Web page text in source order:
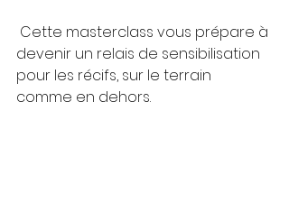
devenir un relais de sensibilisation
pour les récifs, sur le terrain
comme en dehors.